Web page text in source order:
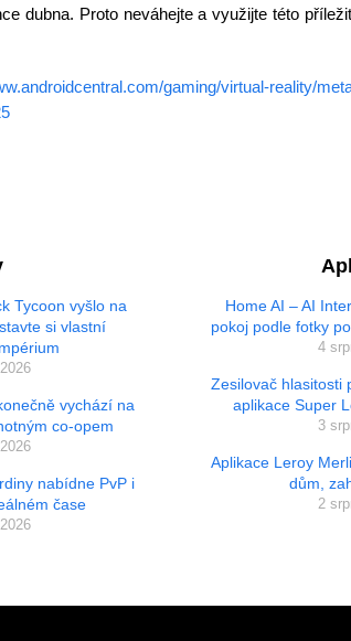
dubna. Proto neváhejte a využijte této
gaming/virtual-reality/
Tycoon vyšlo na
si vlastní
vychází na
co-opem
nabídne PvP i
čase
Home AI – AI
pokoj podle fotky
4
Zesilovač hlasitosti
aplikace Super
3
Aplikace Leroy
dům,
2